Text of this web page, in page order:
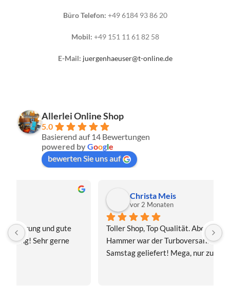
Büro Telefon: +49 6184 93 86 20
Mobil: +49 151 11 61 82 58
E-Mail: juergenhaeuser@t-online.de
Allerlei Online Shop
5.0
Basierend auf 14 Bewertungen
powered byGoogle
bewerten Sie uns auf
Christa Meis
Toller Shop, Top Qualität. Aber der absolute
Hammer war der Turboversand!!! Freitag bestellt,
Samstag geliefert! Mega, nur zu empfehlen👍